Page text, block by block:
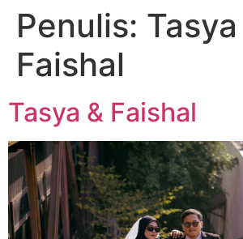
Penulis:
Faishal
Tasya & Faishal